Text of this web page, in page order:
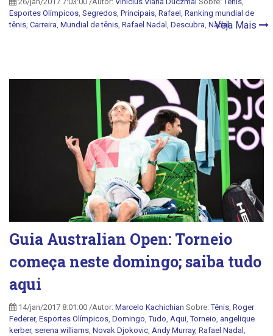
Esportes Olímpicos, Segredos, Principais, Rafael , Ranking mundial de
tênis, Carreira, Mundial de tênis, Rafael Nadal , Descubra, Nadal
Veja Mais
Guia Australian Open: Torneio
começa neste domingo; saiba tudo
aqui
14/jan/2017 8:01:00 /Autor: Marcelo Kachichian Sobre:Tênis, Roger
Federer, Esportes Olímpicos, Domingo,Tudo, Aqui,Torneio, angelique
kerber, serena williams, Novak Djokovic, Andy Murray, Rafael Nadal ,